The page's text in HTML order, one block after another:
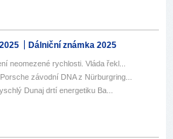
Dálniční známka 2025
neomezené rychlosti. Vláda řekl...
závodní DNA z Nürburgring...
Dunaj drtí energetiku Ba...